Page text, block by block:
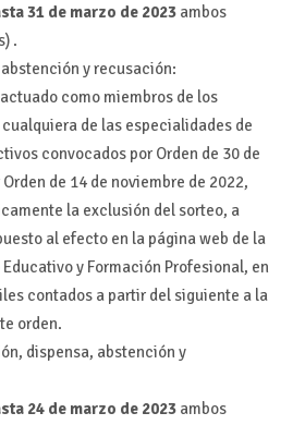
31 de marzo de 2023ambos
.
y recusación:
como miembros de los
de las especialidades de
convocados por Orden de 30 de
de 14 de noviembre de 2022,
la exclusión del sorteo, a
al efecto en la página web de la
y Formación Profesional, en
contados a partir del siguiente a la
orden.
dispensa, abstención y
24 de marzo de 2023ambos